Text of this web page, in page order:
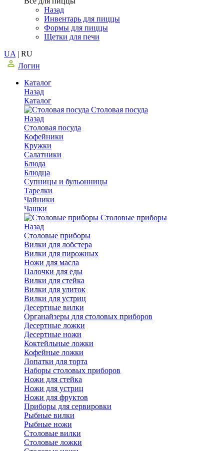
Назад
Инвентарь для пиццы
Формы для пиццы
Щетки для печи
UA | RU
Логин
Каталог
Назад
Каталог
Столовая посуда
Назад
Столовая посуда
Кофейники
Кружки
Салатники
Блюда
Блюдца
Супницы и бульонницы
Тарелки
Чайники
Чашки
Cтоловые приборы
Назад
Cтоловые приборы
Вилки для лобстера
Вилки для пирожных
Ножи для масла
Палочки для еды
Вилки для стейка
Вилки для улиток
Вилки для устриц
Десертные вилки
Органайзеры для столовых приборов
Десертные ложки
Десертные ножи
Коктейльные ложки
Кофейные ложки
Лопатки для торта
Наборы столовых приборов
Ножи для стейка
Ножи для устриц
Ножи для фруктов
Приборы для сервировки
Рыбные вилки
Рыбные ножи
Столовые вилки
Столовые ложки